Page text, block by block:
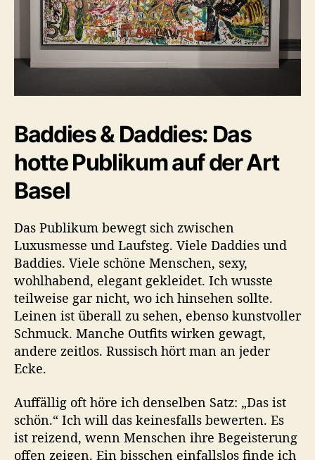
Baddies & Daddies: Das
hotte Publikum auf der Art
Basel
Das Publikum bewegt sich zwischen
Luxusmesse und Laufsteg. Viele Daddies und
Baddies. Viele schöne Menschen, sexy,
wohlhabend, elegant gekleidet. Ich wusste
teilweise gar nicht, wo ich hinsehen sollte.
Leinen ist überall zu sehen, ebenso kunstvoller
Schmuck. Manche Outfits wirken gewagt,
andere zeitlos. Russisch hört man an jeder
Ecke.
Auffällig oft höre ich denselben Satz: „Das ist
schön.“ Ich will das keinesfalls bewerten. Es
ist reizend, wenn Menschen ihre Begeisterung
offen zeigen. Ein bisschen einfallslos finde ich